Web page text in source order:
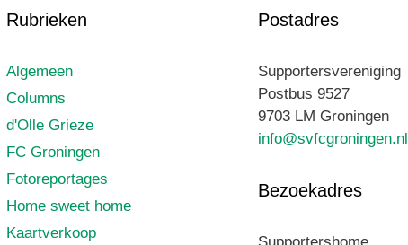
Rubrieken
Algemeen
Columns
d'Olle Grieze
FC Groningen
Fotoreportages
Home sweet home
Kaartverkoop
Postadres
Supportersvereniging
Postbus 9527
9703 LM Groningen
info@svfcgroningen.nl
Bezoekadres